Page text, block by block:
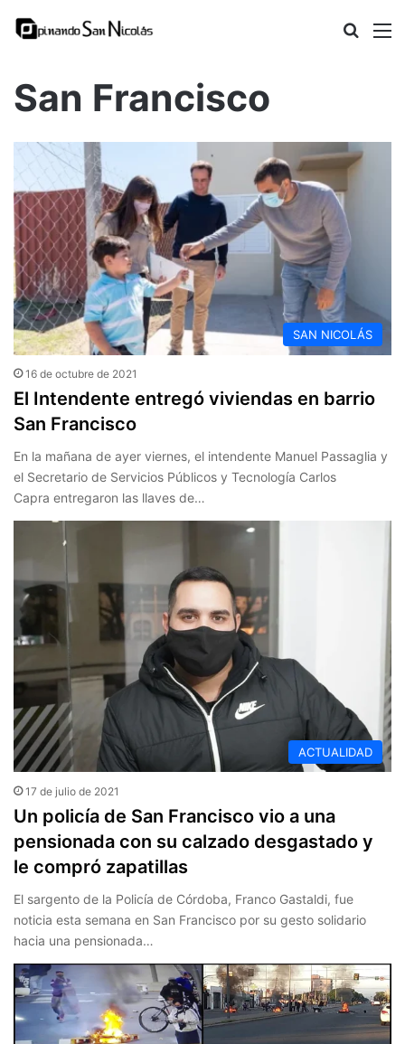
Buscar
San Francisco
SAN NICOLÁS
16 de octubre de 2021
El Intendente entregó viviendas en barrio
San Francisco
En la mañana de ayer viernes, el intendente Manuel Passaglia y
el Secretario de Servicios Públicos y Tecnología Carlos
Capra entregaron las llaves de…
ACTUALIDAD
17 de julio de 2021
Un policía de San Francisco vio a una
pensionada con su calzado desgastado y
le compró zapatillas
El sargento de la Policía de Córdoba, Franco Gastaldi, fue
noticia esta semana en San Francisco por su gesto solidario
hacia una pensionada…